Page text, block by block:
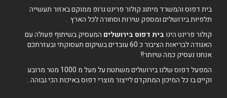
בית דפוס והמשרד מיתוג קולור פרינט גרופ ממוקם באזור תעשייה
תלפיות בירושלים ומספק שירות וסחורה לכל הארץ .
קולור פרינט הינובית דפוס בירושלים המעסיק בשיתוף פעולה עם
האגודה לבריאות הציבור כ 60 עובדים בשיקום תעסוקתי ובעזרתכם
אנחנו נעסיק כמה שיותר!!
המפעל דפוס שלנו בירושלים משתטח על מעל מ 1000 מטר מרובע
וקיים בו כל המיכון המתקדם לייצור מוצרי דפוס באיכות הכי גבוהה .